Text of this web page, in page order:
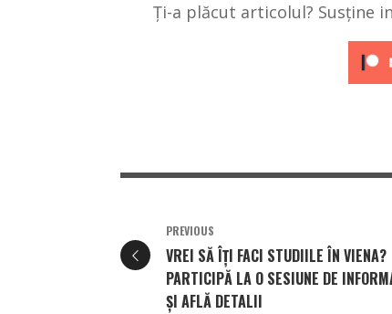
Ți-a plăcut articolul? Susține
PREVIOUS
VREI SĂ ÎȚI FACI STUDIILE ÎN VIENA?
PARTICIPĂ LA O SESIUNE DE
ȘI AFLĂ DETALII